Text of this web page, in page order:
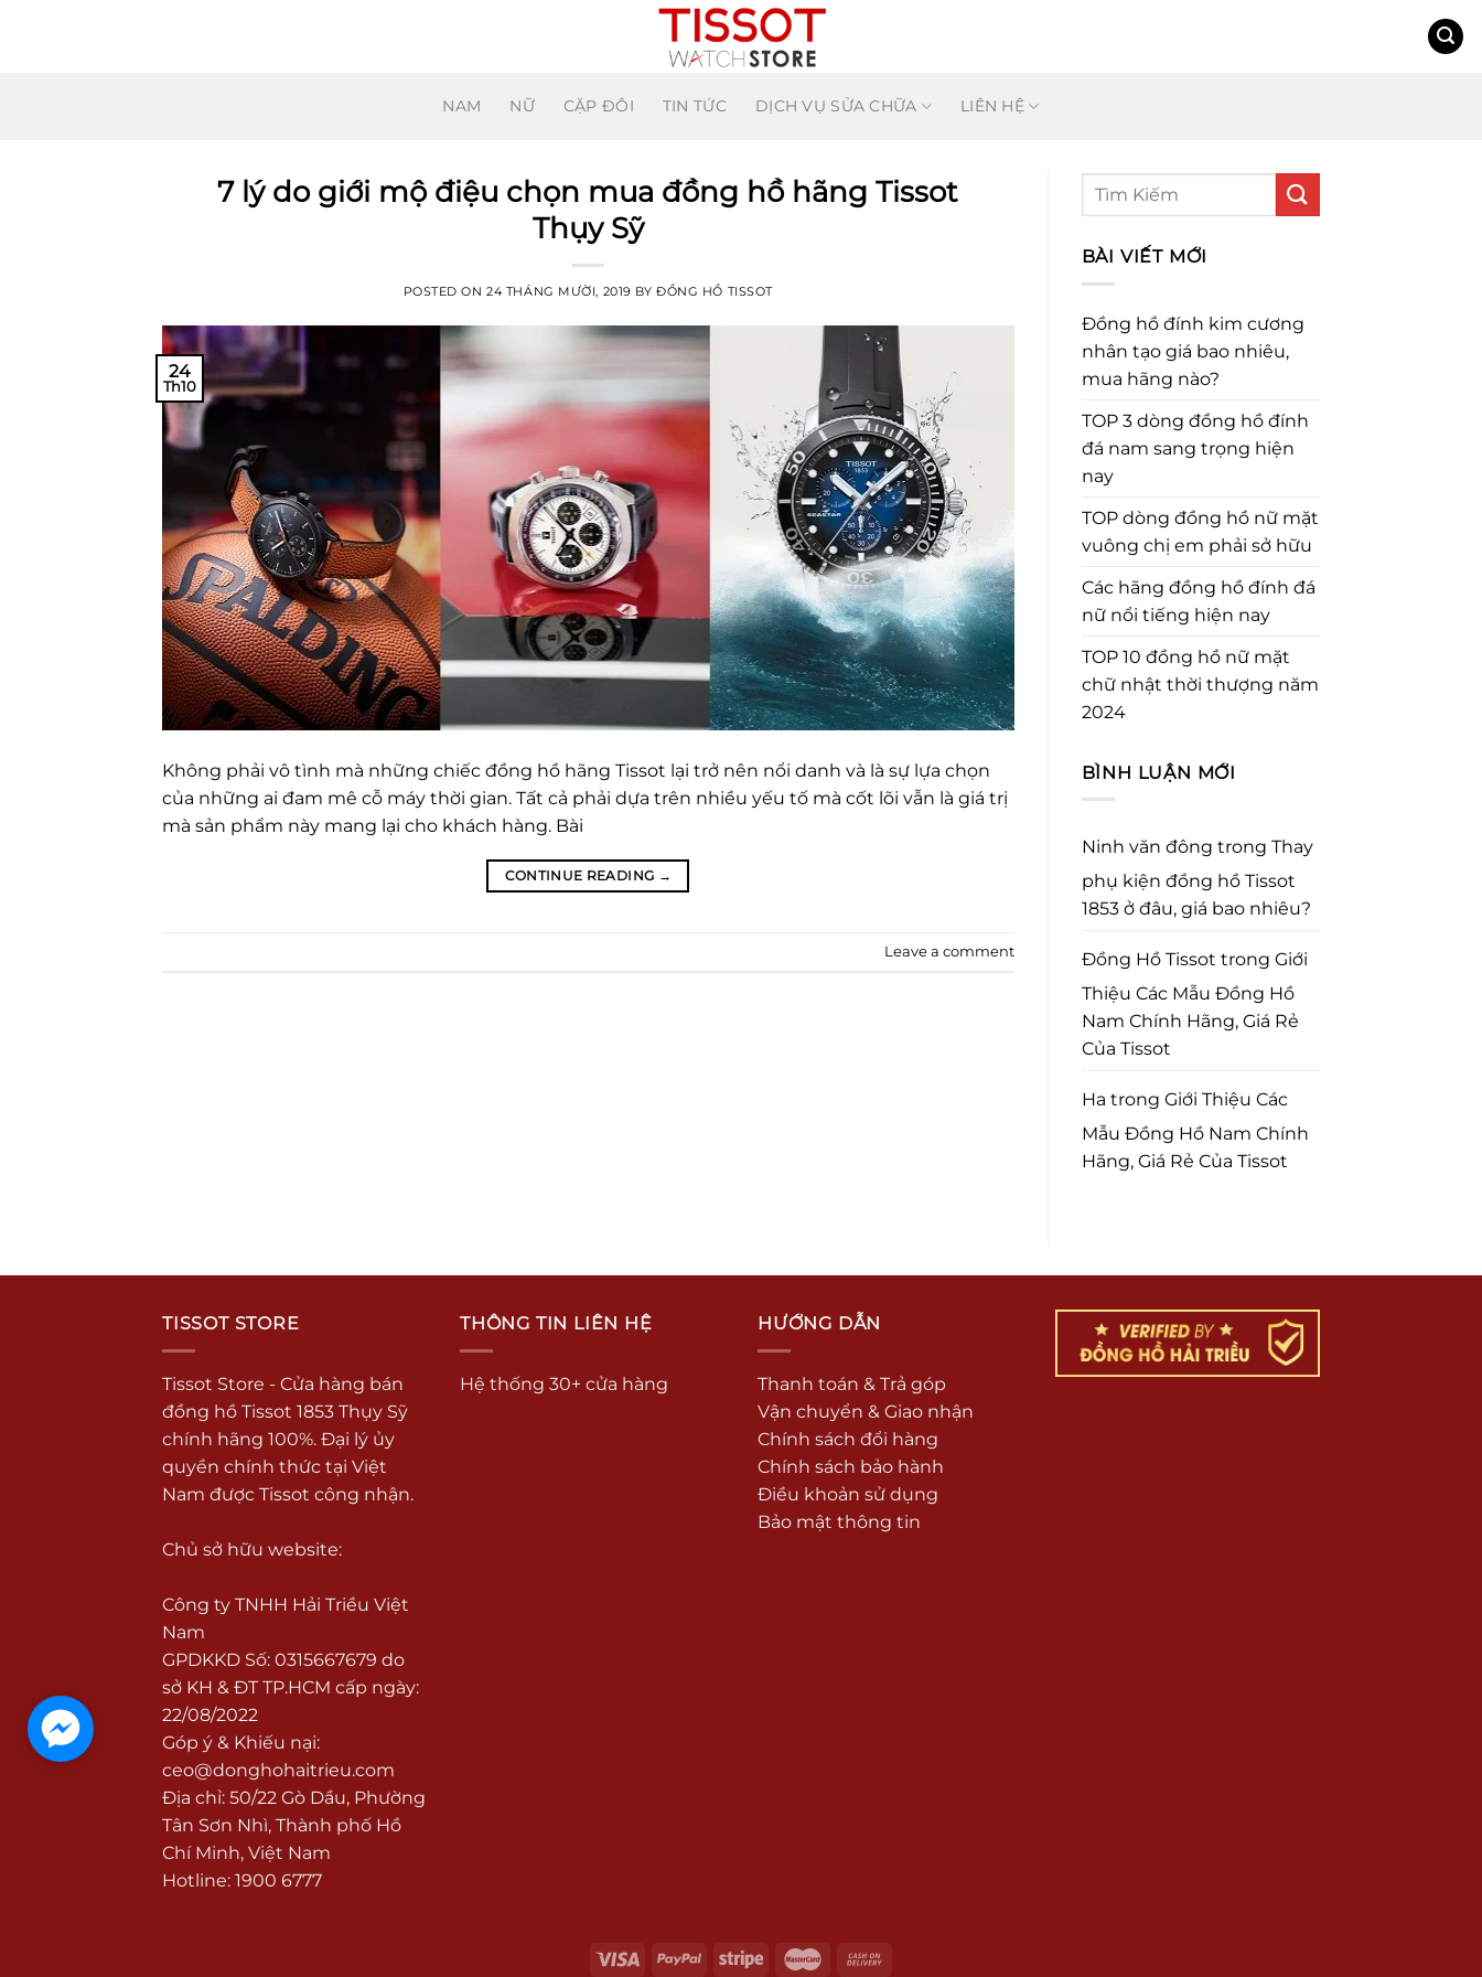
NAM NỮ CẶP ĐÔI TIN TỨC DỊCH VỤ SỬA CHỮA LIÊN HỆ
7 lý do giới mộ điệu chọn mua đồng hồ hãng Tissot
Thụy Sỹ
POSTED ON24 THÁNG MƯỜI, 2019 BYĐỒNG HỒ TISSOT
24
Th10
Không phải vô tình mà những chiếc đồng hồ hãng Tissot lại trở nên nổi danh và là sự lựa chọn
của những ai đam mê cỗ máy thời gian. Tất cả phải dựa trên nhiều yếu tố mà cốt lõi vẫn là giá trị
mà sản phẩm này mang lại cho khách hàng. Bài
CONTINUE READING →
Leave a comment
BÀI VIẾT MỚI
Đồng hồ đính kim cương
nhân tạo giá bao nhiêu,
mua hãng nào?
TOP 3 dòng đồng hồ đính
đá nam sang trọng hiện
nay
TOP dòng đồng hồ nữ mặt
vuông chị em phải sở hữu
Các hãng đồng hồ đính đá
nữ nổi tiếng hiện nay
TOP 10 đồng hồ nữ mặt
chữ nhật thời thượng năm
2024
BÌNH LUẬN MỚI
Ninh văn đông trong Thay
phụ kiện đồng hồ Tissot
1853 ở đâu, giá bao nhiêu?
Đồng Hồ Tissot trong Giới
Thiệu Các Mẫu Đồng Hồ
Nam Chính Hãng, Giá Rẻ
Của Tissot
Ha trong Giới Thiệu Các
Mẫu Đồng Hồ Nam Chính
Hãng, Giá Rẻ Của Tissot
TISSOT STORE
Tissot Store - Cửa hàng bán
đồng hồ Tissot 1853 Thụy Sỹ
chính hãng 100%. Đại lý ủy
quyền chính thức tại Việt
Nam được Tissot công nhận.
Chủ sở hữu website:
Công ty TNHH Hải Triều Việt
Nam
GPDKKD Số: 0315667679 do
sở KH & ĐT TP.HCM cấp ngày:
22/08/2022
Góp ý & Khiếu nại:
ceo@donghohaitrieu.com
Địa chỉ: 50/22 Gò Dầu, Phường
Tân Sơn Nhì, Thành phố Hồ
Chí Minh, Việt Nam
Hotline: 1900 6777
THÔNG TIN LIÊN HỆ
Hệ thống 30+ cửa hàng
HƯỚNG DẪN
Thanh toán & Trả góp
Vận chuyển & Giao nhận
Chính sách đổi hàng
Chính sách bảo hành
Điều khoản sử dụng
Bảo mật thông tin